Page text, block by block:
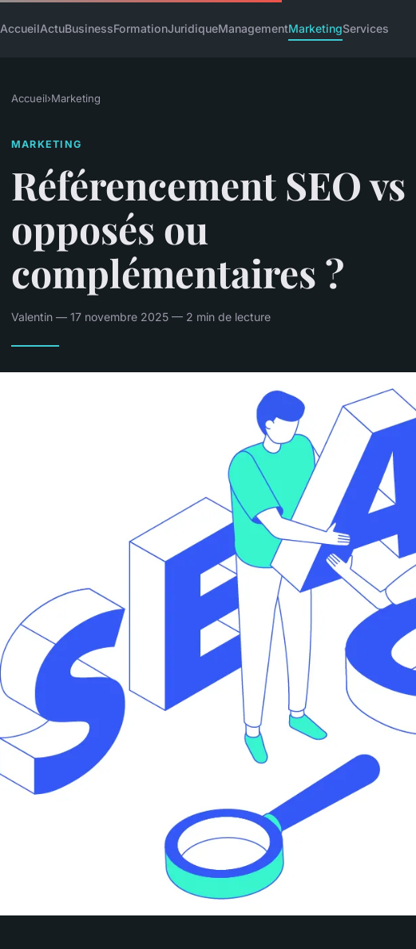
AccueilActuBusinessFormationJuridiqueManagementMarketingServices
Accueil›Marketing
MARKETING
Référencement SEO vs
opposés ou
complémentaires ?
Valentin — 17 novembre 2025 — 2 min de lecture